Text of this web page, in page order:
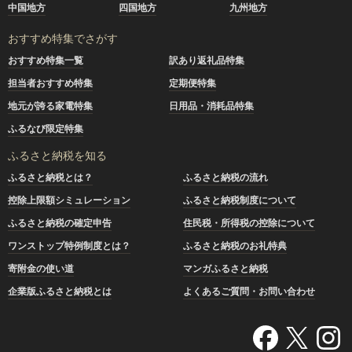
中国地方
四国地方 九州地方
おすすめ特集でさがす
おすすめ特集一覧
訳あり返礼品特集
担当者おすすめ特集
定期便特集
地元が誇る家電特集
日用品・消耗品特集
ふるなび限定特集
ふるさと納税を知る
ふるさと納税とは？
ふるさと納税の流れ
控除上限額シミュレーション
ふるさと納税制度について
ふるさと納税の確定申告
住民税・所得税の控除について
ワンストップ特例制度とは？
ふるさと納税のお礼特典
寄附金の使い道
マンガふるさと納税
企業版ふるさと納税とは
よくあるご質問・お問い合わせ